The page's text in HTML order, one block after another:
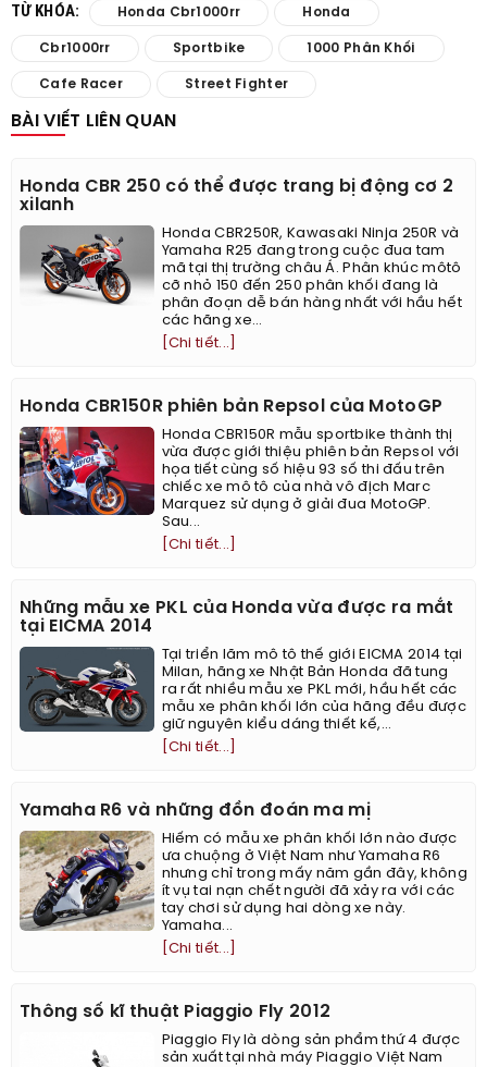
TỪ KHÓA: Honda Cbr1000rr Honda
Cbr1000rr Sportbike 1000 Phân Khối
Cafe Racer Street Fighter
BÀI VIẾT LIÊN QUAN
Honda CBR 250 có thể được trang bị động cơ 2
xilanh
Honda CBR250R, Kawasaki Ninja 250R và
Yamaha R25 đang trong cuộc đua tam
mã tại thị trường châu Á. Phân khúc môtô
cỡ nhỏ 150 đến 250 phân khối đang là
phân đoạn dễ bán hàng nhất với hầu hết
các hãng xe...
[Chi tiết...]
Honda CBR150R phiên bản Repsol của MotoGP
Honda CBR150R mẫu sportbike thành thị
vừa được giới thiệu phiên bản Repsol với
họa tiết cùng số hiệu 93 số thi đấu trên
chiếc xe mô tô của nhà vô địch Marc
Marquez sử dụng ở giải đua MotoGP.
Sau...
[Chi tiết...]
Những mẫu xe PKL của Honda vừa được ra mắt
tại EICMA 2014
Tại triển lãm mô tô thế giới EICMA 2014 tại
Milan, hãng xe Nhật Bản Honda đã tung
ra rất nhiều mẫu xe PKL mới, hầu hết các
mẫu xe phân khối lớn của hãng đều được
giữ nguyên kiểu dáng thiết kế,...
[Chi tiết...]
Yamaha R6 và những đồn đoán ma mị
Hiếm có mẫu xe phân khối lớn nào được
ưa chuộng ở Việt Nam như Yamaha R6
nhưng chỉ trong mấy năm gần đây, không
ít vụ tai nạn chết người đã xảy ra với các
tay chơi sử dụng hai dòng xe này.
Yamaha...
[Chi tiết...]
Thông số kĩ thuật Piaggio Fly 2012
Piaggio Fly là dòng sản phẩm thứ 4 được
sản xuất tại nhà máy Piaggio Việt Nam